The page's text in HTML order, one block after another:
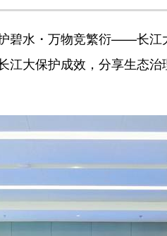
水・万物竞繁衍——长江
大保护成效，分享生态